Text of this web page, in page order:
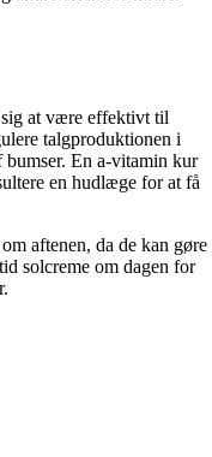
at være effektivt til
talgproduktionen i
​​bumser. En a-vitamin kur
en hudlæge for at få
aftenen, da de kan gøre
solcreme om dagen for